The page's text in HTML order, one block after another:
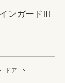
ンガードIII
ドア